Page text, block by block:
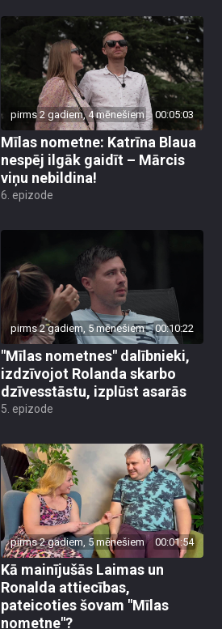
pirms 2 gadiem, 4 mēnešiem 00:05:03
Mīlas nometne: Katrīna Blaua
nespēj ilgāk gaidīt – Mārcis
viņu nebildina!
6. epizode
pirms 2 gadiem, 5 mēnešiem 00:10:22
"Mīlas nometnes" dalībnieki,
izdzīvojot Rolanda skarbo
dzīvesstāstu, izplūst asarās
5. epizode
pirms 2 gadiem, 5 mēnešiem 00:01:54
Kā mainījušās Laimas un
Ronalda attiecības,
pateicoties šovam "Mīlas
nometne"?